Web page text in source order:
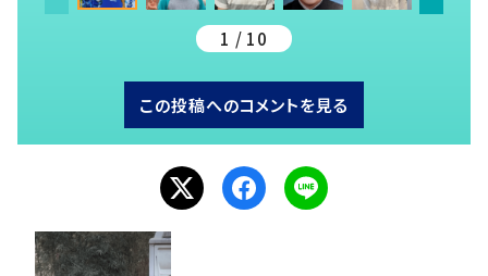
1 / 10
この投稿へのコメントを見る